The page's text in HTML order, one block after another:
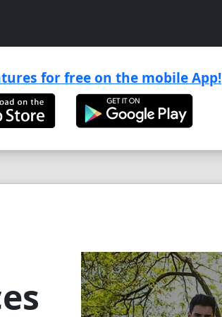
for free on the mobile App!